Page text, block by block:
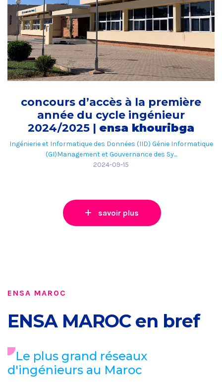
concours d’accès à la première
année du cycle ingénieur
2024/2025 | ensa khouribga
Ingénierie et Informatique des Données (IID) Génie Informatique
(GI)Management et Gouvernance des Sy...
2024-09-15
savoir plus
ENSA MAROC
ENSA MAROC en bref
Le plus grand réseaux
d'ingénieurs au Maroc